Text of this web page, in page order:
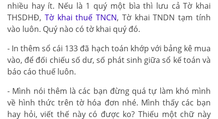
nhiều hay ít. Nếu là 1 quý một bìa thì lưu cả Tờ khai
THSDHĐ, Tờ khai thuế TNCN, Tờ khai TNDN tạm tính
vào luôn. Quý nào có tờ khai quý đó.
- In thêm sổ cái 133 đã hạch toán khớp với bảng kê mua
vào, để đối chiếu số dư, số phát sinh giữa sổ kế toán và
báo cáo thuế luôn.
- Mình nói thêm là các bạn đừng quá tự làm khó mình
về hình thức trên tờ hóa đơn nhé. Mình thấy các bạn
hay hỏi, viết thế này có được ko? Thiếu một chữ này